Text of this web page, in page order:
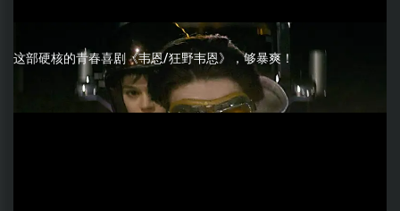
这部硬核的青春喜剧《韦恩/狂野韦恩》，够暴爽！